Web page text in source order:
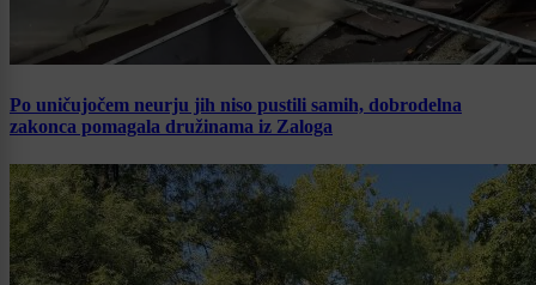
Po uničujočem neurju jih niso pustili samih, dobrodelna
zakonca pomagala družinama iz Zaloga